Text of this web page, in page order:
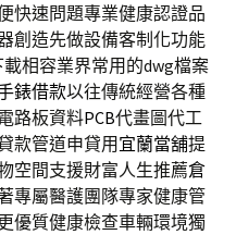
快速問題專業健康認證品
創造先做設備客制化功能
載相容業界常用的dwg檔案
錶借款以往傳統經營各種
路板資料PCB代畫圖代工
款管道申貸用宜蘭當舖提
空間支援財富人生推薦倉
專屬醫護團隊專家健康管
優質健康檢查車輛環境獨